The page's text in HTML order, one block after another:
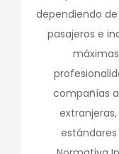
dependiendo
pasajeros e
compañías
estándares